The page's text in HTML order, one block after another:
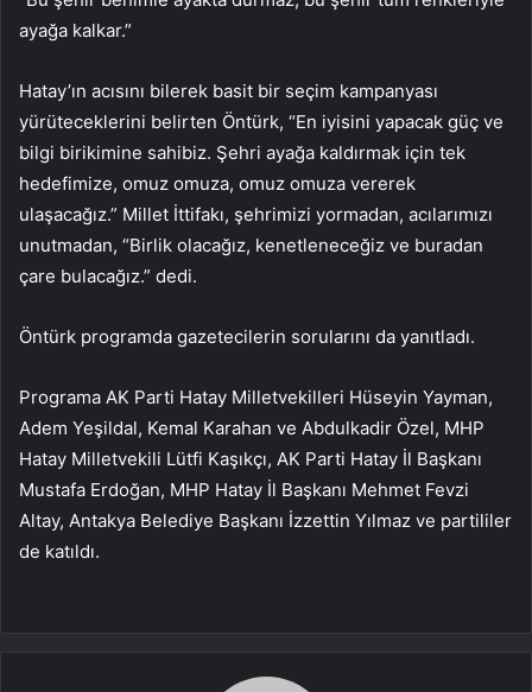
ayağa kalkar.”
Hatay’ın acısını bilerek basit bir seçim kampanyası
yürüteceklerini belirten Öntürk, “En iyisini yapacak güç ve
bilgi birikimine sahibiz. Şehri ayağa kaldırmak için tek
hedefimize, omuz omuza, omuz omuza vererek
ulaşacağız.” Millet İttifakı, şehrimizi yormadan, acılarımızı
unutmadan, “Birlik olacağız, kenetleneceğiz ve buradan
çare bulacağız.” dedi.
Öntürk programda gazetecilerin sorularını da yanıtladı.
Programa AK Parti Hatay Milletvekilleri Hüseyin Yayman,
Adem Yeşildal, Kemal Karahan ve Abdulkadir Özel, MHP
Hatay Milletvekili Lütfi Kaşıkçı, AK Parti Hatay İl Başkanı
Mustafa Erdoğan, MHP Hatay İl Başkanı Mehmet Fevzi
Altay, Antakya Belediye Başkanı İzzettin Yılmaz ve partililer
de katıldı.